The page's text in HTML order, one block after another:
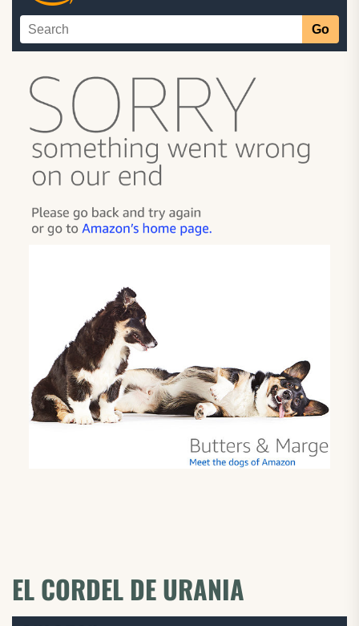
EL CORDEL DE URANIA